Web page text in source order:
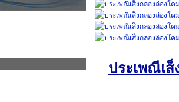
ประเพณีเ